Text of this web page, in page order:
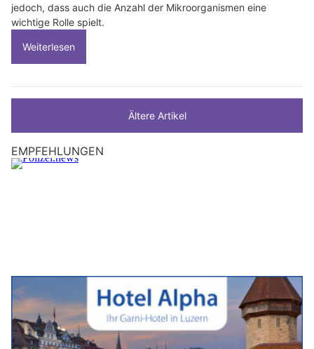
jedoch, dass auch die Anzahl der Mikroorganismen eine
wichtige Rolle spielt.
Weiterlesen
Ältere Artikel
EMPFEHLUNGEN